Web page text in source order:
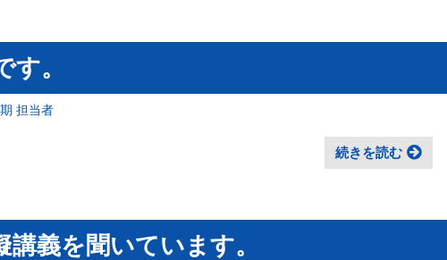
。
担当者
続きを読む
講義を聞いています。